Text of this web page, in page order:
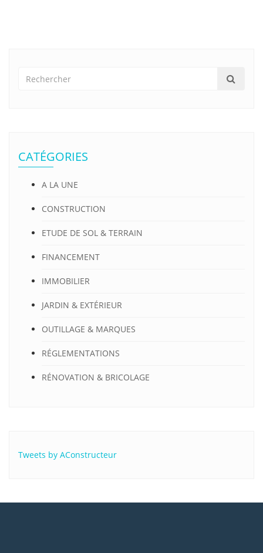
CATÉGORIES
A LA UNE
CONSTRUCTION
ETUDE DE SOL & TERRAIN
FINANCEMENT
IMMOBILIER
JARDIN & EXTÉRIEUR
OUTILLAGE & MARQUES
RÉGLEMENTATIONS
RÉNOVATION & BRICOLAGE
Tweets by AConstructeur